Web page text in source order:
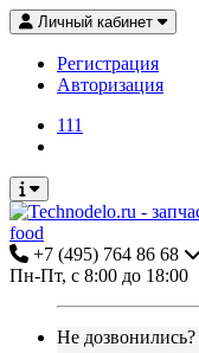
Личный кабинет
Регистрация
Авторизация
111
+7 (495) 764 86 68
Пн-Пт, с 8:00 до 18:00
Не дозвонились?